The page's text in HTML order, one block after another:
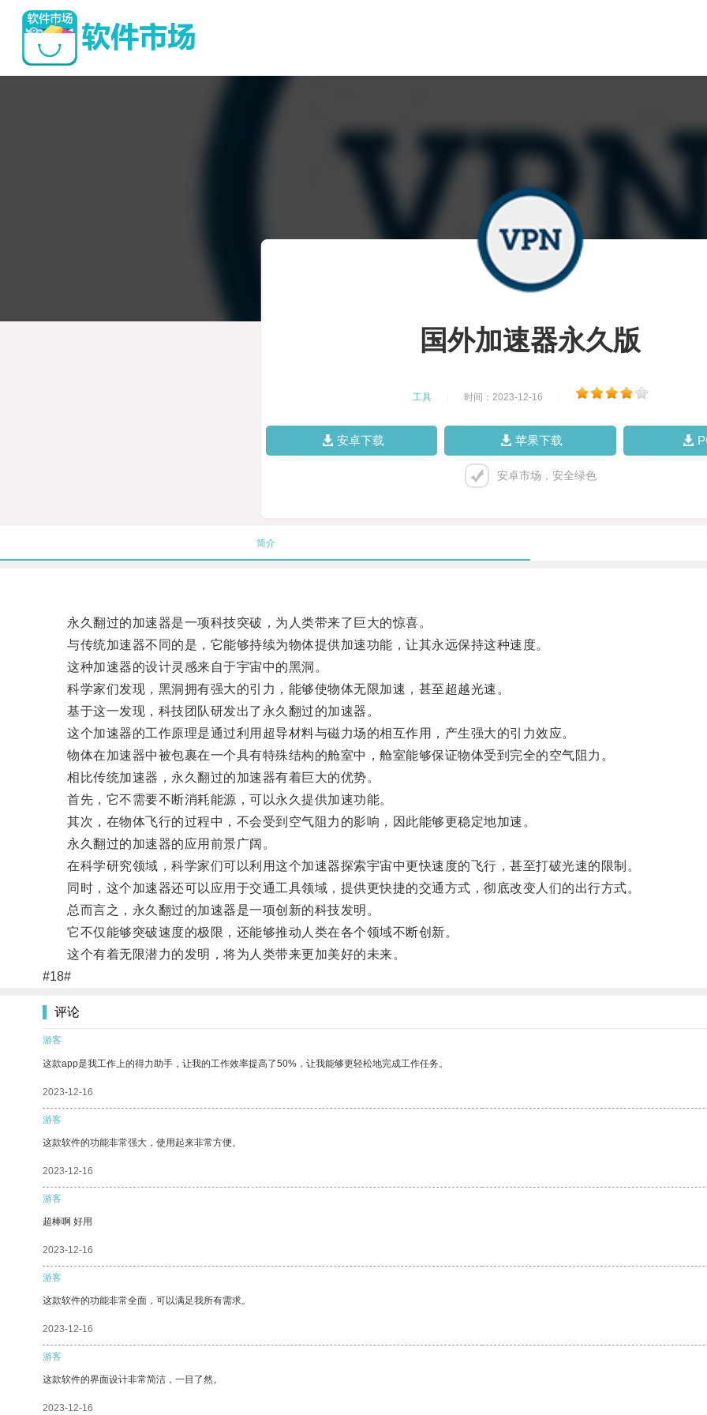
国外加速器永久版
工具 时间：2023-12-16
安卓下载 苹果下载
安卓市场，安全绿色
简介
永久翻过的加速器是一项科技突破，为人类带来了巨大的惊喜。
与传统加速器不同的是，它能够持续为物体提供加速功能，让其永远保持这种速度。
这种加速器的设计灵感来自于宇宙中的黑洞。
科学家们发现，黑洞拥有强大的引力，能够使物体无限加速，甚至超越光速。
基于这一发现，科技团队研发出了永久翻过的加速器。
这个加速器的工作原理是通过利用超导材料与磁力场的相互作用，产生强大的引力效应。
物体在加速器中被包裹在一个具有特殊结构的舱室中，舱室能够保证物体受到完全的空气阻力。
相比传统加速器，永久翻过的加速器有着巨大的优势。
首先，它不需要不断消耗能源，可以永久提供加速功能。
其次，在物体飞行的过程中，不会受到空气阻力的影响，因此能够更稳定地加速。
永久翻过的加速器的应用前景广阔。
在科学研究领域，科学家们可以利用这个加速器探索宇宙中更快速度的飞行，甚至打破光速的限制。
同时，这个加速器还可以应用于交通工具领域，提供更快捷的交通方式，彻底改变人们的出行方式。
总而言之，永久翻过的加速器是一项创新的科技发明。
它不仅能够突破速度的极限，还能够推动人类在各个领域不断创新。
这个有着无限潜力的发明，将为人类带来更加美好的未来。
#18#
评论
游客
这款app是我工作上的得力助手，让我的工作效率提高了50%，让我能够更轻松地完成工作任务。
2023-12-16
游客
这款软件的功能非常强大，使用起来非常方便。
2023-12-16
游客
超棒啊 好用
2023-12-16
游客
这款软件的功能非常全面，可以满足我所有需求。
2023-12-16
游客
这款软件的界面设计非常简洁，一目了然。
2023-12-16